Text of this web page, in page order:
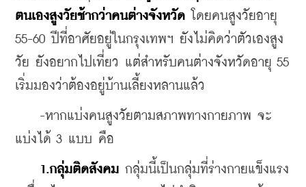
ตนเองสูงวัยช้ากว่าคนต่างจังหวัด โดยคนสูงวัยอายุ
55-60 ปีที่อาศัยอยู่ในกรุงเทพฯ ยังไม่คิดว่าตัวเองสูง
วัย ยังอยากไปเที่ยว แต่สำหรับคนต่างจังหวัดอายุ 55
เริ่มมองว่าต้องอยู่บ้านเลี้ยงหลานแล้ว
-หากแบ่งคนสูงวัยตามสภาพทางกายภาพ จะ
แบ่งได้ 3 แบบ คือ
1.กลุ่มติดสังคม กลุ่มนี้เป็นกลุ่มที่ร่างกายแข็งแรง